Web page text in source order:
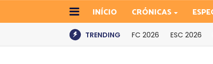
INÍCIO CRÓNICAS
TRENDING FC 2026 ESC 2026